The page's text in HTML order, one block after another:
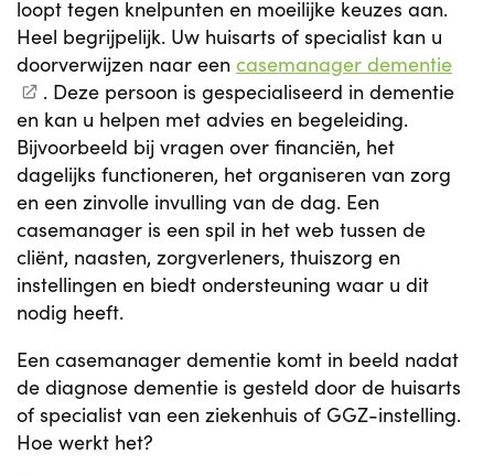
loopt tegen knelpunten en moeilijke keuzes aan.
Heel begrijpelijk. Uw huisarts of specialist kan u
doorverwijzen naar een casemanager dementie
. Deze persoon is gespecialiseerd in dementie
en kan u helpen met advies en begeleiding.
Bijvoorbeeld bij vragen over financiën, het
dagelijks functioneren, het organiseren van zorg
en een zinvolle invulling van de dag. Een
casemanager is een spil in het web tussen de
cliënt, naasten, zorgverleners, thuiszorg en
instellingen en biedt ondersteuning waar u dit
nodig heeft.
Een casemanager dementie komt in beeld nadat
de diagnose dementie is gesteld door de huisarts
of specialist van een ziekenhuis of GGZ-instelling.
Hoe werkt het?